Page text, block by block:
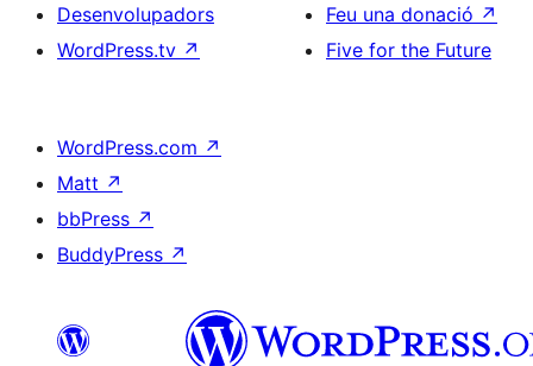
Desenvolupadors
WordPress.tv ↗
Feu una donació ↗
Five for the Future
WordPress.com ↗
Matt ↗
bbPress ↗
BuddyPress ↗